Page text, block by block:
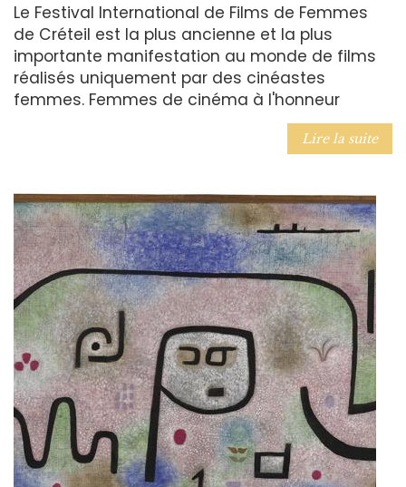
Le Festival International de Films de Femmes
de Créteil est la plus ancienne et la plus
importante manifestation au monde de films
réalisés uniquement par des cinéastes
femmes. Femmes de cinéma à l'honneur
Lire la suite